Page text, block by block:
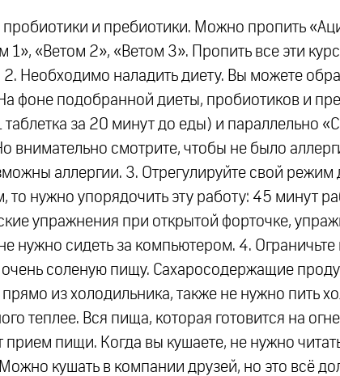
пробиотики и пребиотики. Можно пропить
1», «Ветом 2», «Ветом 3». Пропить все эти
Необходимо наладить диету. Вы можете
фоне подобранной диеты, пробиотиков и
за 20 минут до еды) и параллельно
внимательно смотрите, чтобы не было
аллергии. 3. Отрегулируйте свой
то нужно упорядочить эту работу: 45 минут
упражнения при открытой форточке,
нужно сидеть за компьютером. 4.
соленую пищу. Сахаросодержащие
из холодильника, также не нужно пить
теплее. Вся пища, которая готовится на
пищи. Когда вы кушаете, не нужно
кушать в компании друзей, но это всё